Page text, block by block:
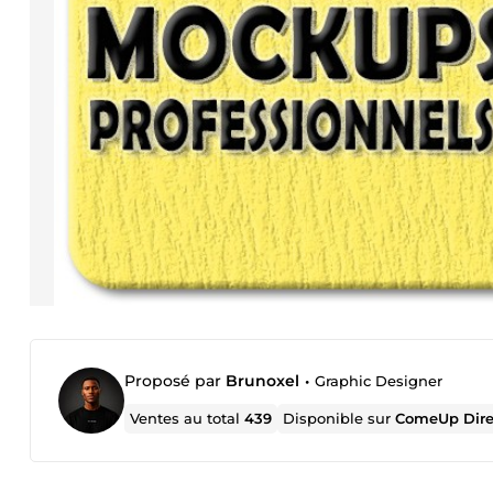
Proposé par Brunoxel • Graphic Designer
Ventes au total439 Disponible surComeUp